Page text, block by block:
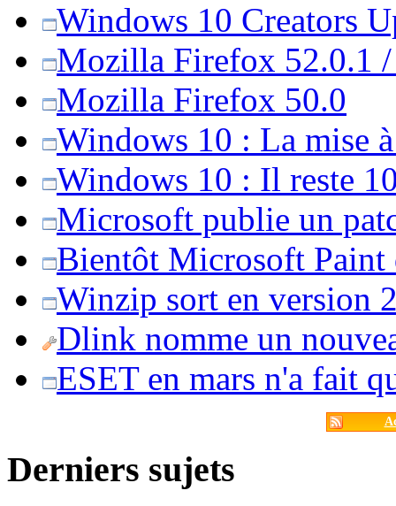
Windows 10 Creators
Mozilla Firefox 52.0.1
Mozilla Firefox 50.0
Windows 10 : La mise
Windows 10 : Il reste
Microsoft publie un
Bientôt Microsoft Paint
Winzip sort en version
Dlink nomme un
ESET en mars n'a fait
Derniers sujets